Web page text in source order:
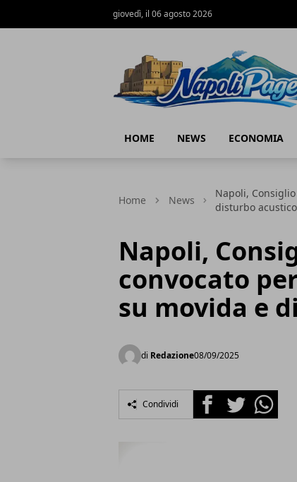
giovedì, il 06 agosto 2026
HOME NEWS ECONOMIA
Home News
Napoli,
disturbo acustico
Napoli,
convocato
su movida e
di Redazione08/09/2025
Condividi FacebookTwitterWhatsapp